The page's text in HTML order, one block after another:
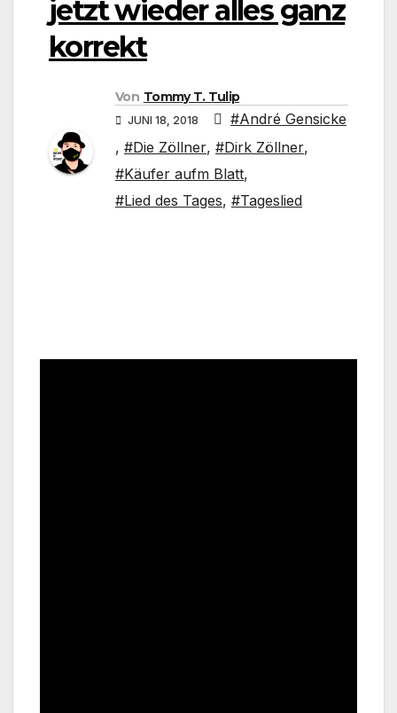
jetzt wieder alles ganz
korrekt
Von Tommy T. Tulip
JUNI 18, 2018
#André Gensicke
, #Die Zöllner, #Dirk Zöllner,
#Käufer aufm Blatt,
#Lied des Tages, #Tageslied